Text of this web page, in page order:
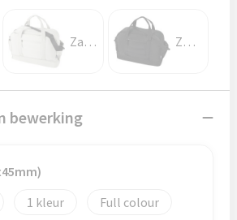
Zandsteen Zwart
bewerking
1 Full colour